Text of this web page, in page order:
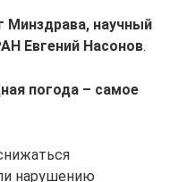
Мин­здрава, научный
Евгений Насонов.
погода – самое
нарушению